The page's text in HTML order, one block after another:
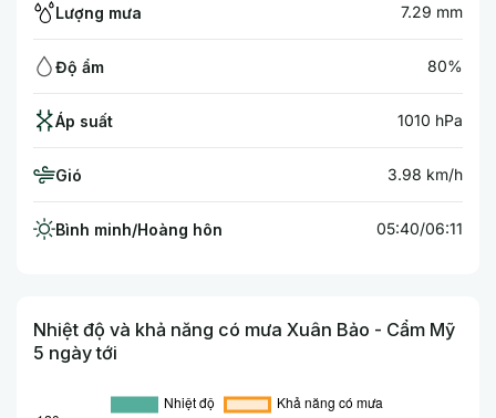
Lượng mưa 7.29 mm
Độ ẩm 80%
Áp suất 1010 hPa
Gió 3.98 km/h
Bình minh/Hoàng hôn 05:40/06:11
Nhiệt độ và khả năng có mưa Xuân Bảo - Cẩm Mỹ
5 ngày tới